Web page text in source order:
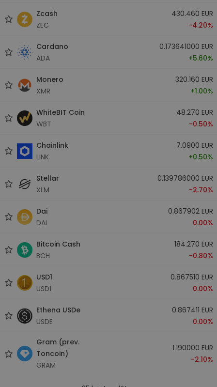
Zcash
ZEC
430.460 EUR
-4.20%
Cardano
ADA
0.173641000 EUR
+5.60%
Monero
XMR
320.160 EUR
+1.00%
WhiteBIT Coin
WBT
48.270 EUR
-0.50%
Chainlink
LINK
7.0900 EUR
+0.50%
Stellar
XLM
0.139786000 EUR
-2.70%
Dai
DAI
0.867902 EUR
0.00%
Bitcoin Cash
BCH
184.270 EUR
-0.80%
USD1
USD1
0.867510 EUR
0.00%
Ethena USDe
USDE
0.867411 EUR
0.00%
Gram (prev.
Toncoin)
GRAM
1.190000 EUR
-2.10%